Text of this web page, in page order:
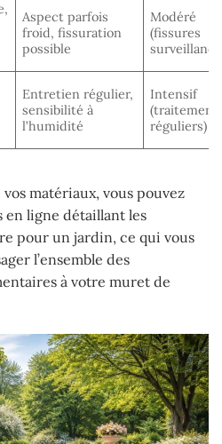
Aspect parfois
froid, fissuration
possible
Modéré
(fissures
Entretien régulier,
sensibilité à
l’humidité
Intensif
réguliers)
matériaux, vous pouvez
en ligne détaillant les
pour un jardin, ce qui vous
l’ensemble des
à votre muret de